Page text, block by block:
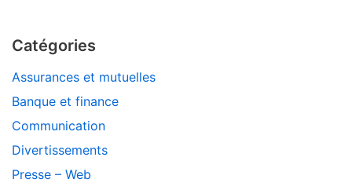
Catégories
Assurances et mutuelles
Banque et finance
Communication
Divertissements
Presse – Web